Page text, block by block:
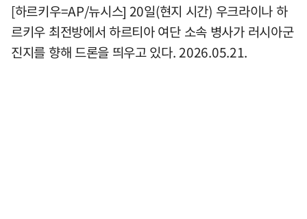
[하르키우=AP/뉴시스] 20일(현지 시간) 우크라이나 하
르키우 최전방에서 하르티아 여단 소속 병사가 러시아군
진지를 향해 드론을 띄우고 있다. 2026.05.21.